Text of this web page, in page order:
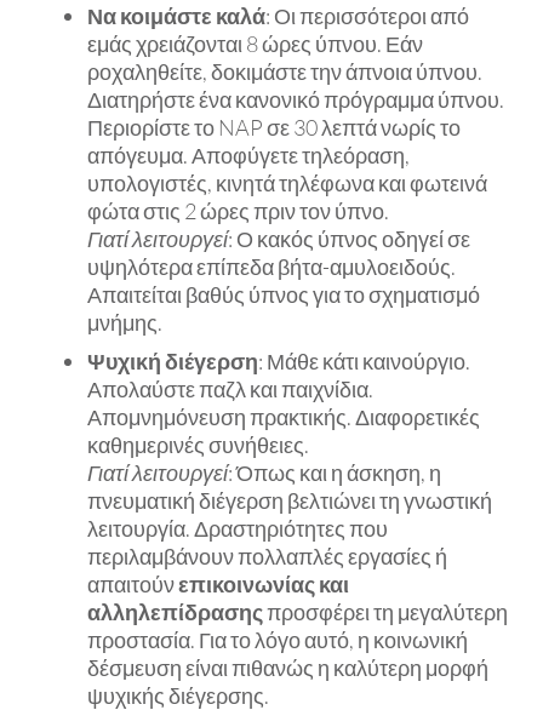
Να κοιμάστε καλά: Οι περισσότεροι από
εμάς χρειάζονται 8 ώρες ύπνου. Εάν
ροχαληθείτε, δοκιμάστε την άπνοια ύπνου.
Διατηρήστε ένα κανονικό πρόγραμμα ύπνου.
Περιορίστε το NAP σε 30 λεπτά νωρίς το
απόγευμα. Αποφύγετε τηλεόραση,
υπολογιστές, κινητά τηλέφωνα και φωτεινά
φώτα στις 2 ώρες πριν τον ύπνο.
Γιατί λειτουργεί: Ο κακός ύπνος οδηγεί σε
υψηλότερα επίπεδα βήτα-αμυλοειδούς.
Απαιτείται βαθύς ύπνος για το σχηματισμό
μνήμης.
Ψυχική διέγερση: Μάθε κάτι καινούργιο.
Απολαύστε παζλ και παιχνίδια.
Απομνημόνευση πρακτικής. Διαφορετικές
καθημερινές συνήθειες.
Γιατί λειτουργεί: Όπως και η άσκηση, η
πνευματική διέγερση βελτιώνει τη γνωστική
λειτουργία. Δραστηριότητες που
περιλαμβάνουν πολλαπλές εργασίες ή
απαιτούνεπικοινωνίας και
αλληλεπίδρασηςπροσφέρει τη μεγαλύτερη
προστασία. Για το λόγο αυτό, η κοινωνική
δέσμευση είναι πιθανώς η καλύτερη μορφή
ψυχικής διέγερσης.